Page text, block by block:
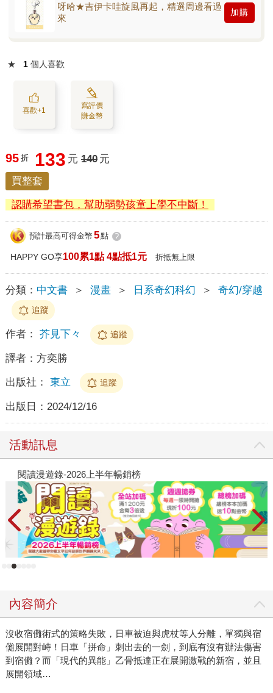
呀哈★吉伊卡哇旋風再起，精選周邊看過
來
加購
★ 1 個人喜歡
喜歡+1
寫評價
賺金幣
95 折 133 元 140 元
買整套
認購希望書包，幫助弱勢孩童上學不中斷！
預計最高可得金幣 5點 ?
HAPPY GO享100累1點 4點抵1元 折抵無上限
分類： 中文書 ＞ 漫畫 ＞ 日系奇幻科幻 ＞ 奇幻/穿越
追蹤
作者： 芥見下々 追蹤
譯者： 方奕勝
出版社： 東立 追蹤
出版日： 2024/12/16
活動訊息
閱讀漫遊錄-2026上半年暢銷榜
內容簡介
沒收宿儺術式的策略失敗，日車被迫與虎杖等人分離，單獨與宿
儺展開對峙！日車「拼命」刺出去的一劍，到底有沒有辦法傷害
到宿儺？而「現代的異能」乙骨抵達正在展開激戰的新宿，並且
展開領域…